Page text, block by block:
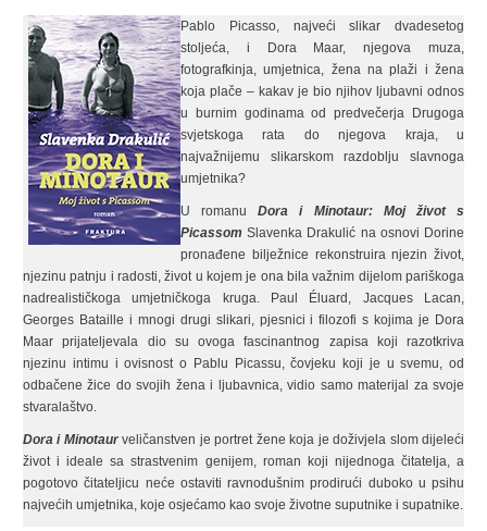
Pablo Picasso, najveći slikar dvadesetog
stoljeća, i Dora Maar, njegova muza,
fotografkinja, umjetnica, žena na plaži i žena
koja plače – kakav je bio njihov ljubavni odnos
u burnim godinama od predvečerja Drugoga
svjetskoga rata do njegova kraja, u
najvažnijemu slikarskom razdoblju slavnoga
umjetnika?
U romanuDora i Minotaur: Moj život s
Picassom Slavenka Drakulić na osnovi Dorine
pronađene bilježnice rekonstruira njezin život,
njezinu patnju i radosti, život u kojem je ona bila važnim dijelom pariškoga
nadreali­stičkoga umjet­ničkoga kruga. Paul Éluard, Jacques Lacan,
Georges Bataille i mnogi drugi slikari, pjesnici i filozofi s kojima je Dora
Maar prijateljevala dio su ovoga fascinantnog zapisa koji razotkriva
njezinu intimu i ovisnost o Pablu Picassu, čovjeku koji je u svemu, od
odbačene žice do svojih žena i ljubavnica, vidio samo materijal za svoje
stvaralaštvo.
Dora i Minotaurveličanstven je portret žene koja je doživjela slom dijeleći
život i ideale sa strastvenim genijem, roman koji nijednoga čitatelja, a
pogotovo čitateljicu neće ostaviti ravnodušnim prodirući duboko u psihu
najvećih umjetnika, koje osjećamo kao svoje životne suputnike i supatnike.